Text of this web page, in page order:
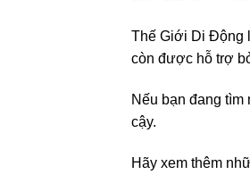
Thế Giới Di Động
còn được hỗ trợ
Nếu bạn đang
cậy.
Hãy xem thêm